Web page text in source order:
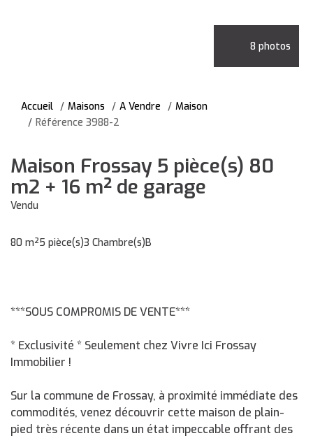
8 photos
Accueil Maisons A Vendre
Maison
Référence 3988-2
Maison Frossay 5 pièce(s) 80
m2 + 16 m² de garage
Vendu
80 m²5 pièce(s)3 Chambre(s)B
***SOUS COMPROMIS DE VENTE***
* Exclusivité * Seulement chez Vivre Ici Frossay
Immobilier !
Sur la commune de Frossay, à proximité immédiate des
commodités, venez découvrir cette maison de plain-
pied très récente dans un état impeccable offrant des